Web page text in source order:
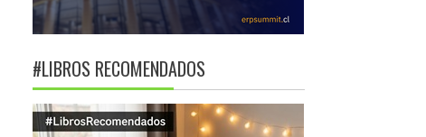
#LIBROS RECOMENDADOS